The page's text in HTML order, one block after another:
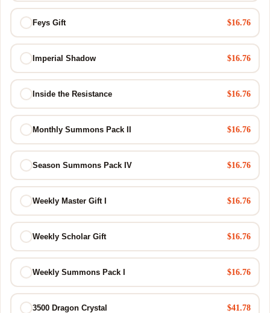
Feys Gift $16.76
Imperial Shadow $16.76
Inside the Resistance $16.76
Monthly Summons Pack II $16.76
Season Summons Pack IV $16.76
Weekly Master Gift I $16.76
Weekly Scholar Gift $16.76
Weekly Summons Pack I $16.76
3500 Dragon Crystal $41.78